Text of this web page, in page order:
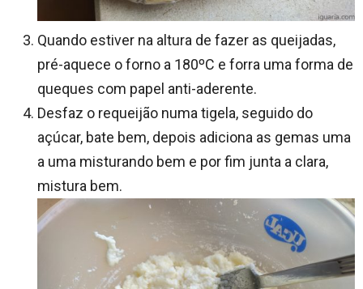
Quando estiver na altura de fazer as queijadas,
pré-aquece o forno a 180ºC e forra uma forma de
queques com papel anti-aderente.
Desfaz o requeijão numa tigela, seguido do
açúcar, bate bem, depois adiciona as gemas uma
a uma misturando bem e por fim junta a clara,
mistura bem.